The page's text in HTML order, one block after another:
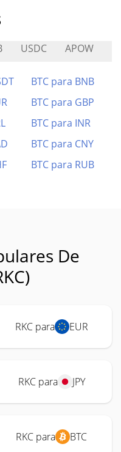
USDC APOW
BTC para BNB
BTC para GBP
BTC para INR
BTC para CNY
BTC para RUB
De
RKC para EUR
RKC para JPY
RKC para BTC